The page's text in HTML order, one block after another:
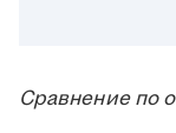
Сравнение по